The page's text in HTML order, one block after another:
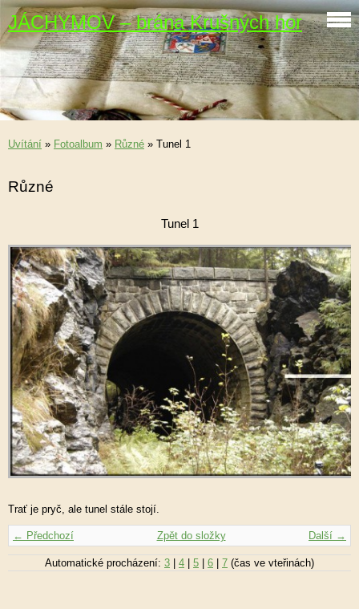
JÁCHYMOV – brána Krušných hor
Uvítání » Fotoalbum » Různé » Tunel 1
Různé
Tunel 1
Trať je pryč, ale tunel stále stojí.
← Předchozí Další →
Zpět do složky
Automatické procházení: 3 | 4 | 5 | 6 | 7 (čas ve vteřinách)